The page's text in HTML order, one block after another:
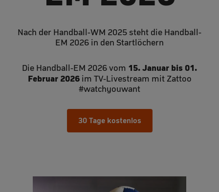
Nach der Handball-WM 2025 steht die Handball-
EM 2026 in den Startlöchern
Die Handball-EM 2026 vom 15. Januar bis 01.
Februar 2026im TV-Livestream mit Zattoo
#watchyouwant
30 Tage kostenlos